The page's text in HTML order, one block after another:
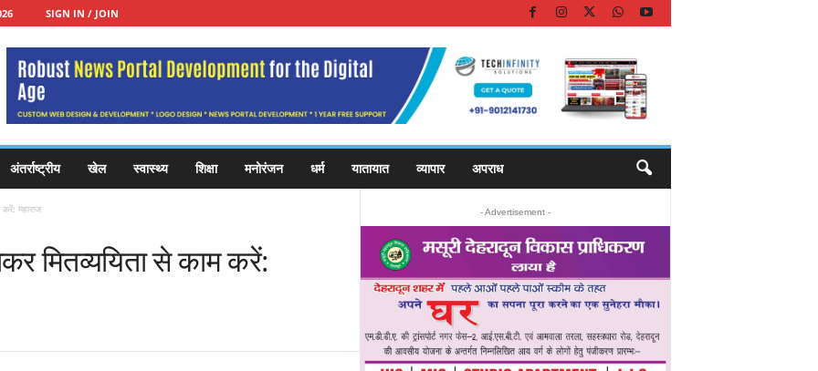
SIGN IN / JOIN
अंतर्राष्ट्रीय खेल स्वास्थ्य शिक्षा मनोरंजन धर्म यातायात व्यापार अपराध
महाराज
मितव्ययिता से काम करें:
- Advertisement -